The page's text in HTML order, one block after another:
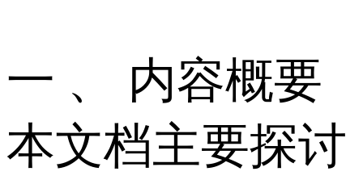
一 、 内容概要
本文档主要探讨